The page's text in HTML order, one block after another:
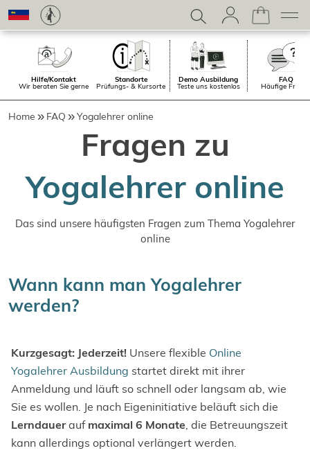
Hilfe/Kontakt
Wir beraten Sie gerne
Standorte
Prüfungs- & Kursorte
Demo Ausbildung
Teste uns kostenlos
FAQ
Häufige
Home FAQ Yogalehrer online
Fragen zu
Yogalehrer online
Das sind unsere häufigsten Fragen zum Thema Yogalehrer
online
Wann kann man Yogalehrer
werden?
Kurzgesagt: Jederzeit! Unsere flexible Online
Yogalehrer Ausbildung startet direkt mit ihrer
Anmeldung und läuft so schnell oder langsam ab, wie
Sie es wollen. Je nach Eigeninitiative beläuft sich die
Lerndauerauf maximal 6 Monate, die Betreuungszeit
kann allerdings optional verlängert werden.